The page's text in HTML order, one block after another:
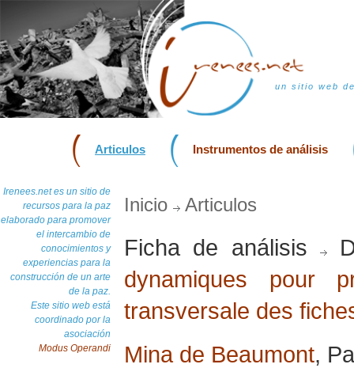
un sitio web
Articulos Instrumentos de análisis
Irenees.net es un sitio de
recursos para la paz
elaborado para promover
el intercambio de
conocimientos y
experiencias para la
construcción de un arte
de la paz.
Este sitio web está
coordinado por la
asociación
Modus Operandi
Inicio Articulos
Ficha de análisis
dynamiques pour
transversale des
Mina de Beaumont,